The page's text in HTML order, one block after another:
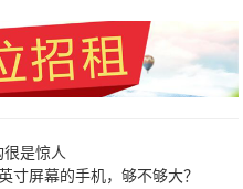
是惊人
寸屏幕的手机，够不够大？